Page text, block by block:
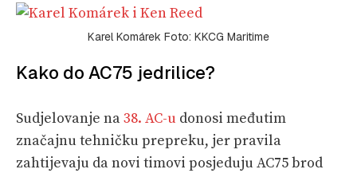
Karel Komárek Foto: KKCG Maritime
Kako do AC75 jedrilice?
Sudjelovanje na38. AC-u donosi međutim
značajnu tehničku prepreku, jer pravila
zahtijevaju da novi timovi posjeduju AC75 brod